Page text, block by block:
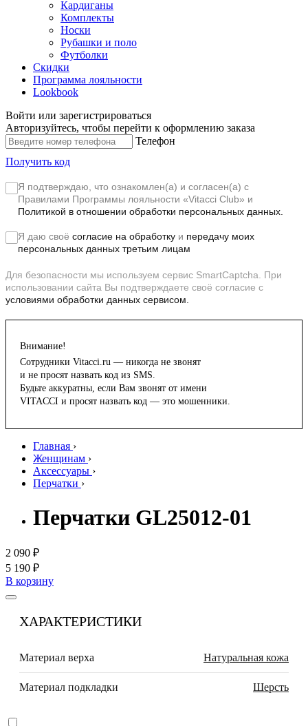
Кардиганы
Комплекты
Носки
Рубашки и поло
Футболки
Скидки
Программа лояльности
Lookbook
Войти или зарегистрироваться
Авторизуйтесь, чтобы перейти к оформлению заказа
Телефон
Получить код
Я подтверждаю, что ознакомлен(а) и согласен(а) с
Правилами Программы лояльности «Vitacci Club» и
Политикой в отношении обработки персональных данных.
Я даю своё согласие на обработку и передачу моих
персональных данных третьим лицам
Для безопасности мы используем сервис SmartCaptcha. При
использовании сайта Вы подтверждаете своё согласие с
условиями обработки данных сервисом.
Внимание!
Сотрудники Vitacci.ru — никогда не звонят
и не просят назвать код из SMS.
Будьте аккуратны, если Вам звонят от имени
VITACCI и просят назвать код — это мошенники.
Главная ›
Женщинам ›
Аксессуары ›
Перчатки ›
Перчатки GL25012-01
2 090 ₽
5 190 ₽
В корзину
ХАРАКТЕРИСТИКИ
Материал верха Натуральная кожа
Материал подкладки Шерсть